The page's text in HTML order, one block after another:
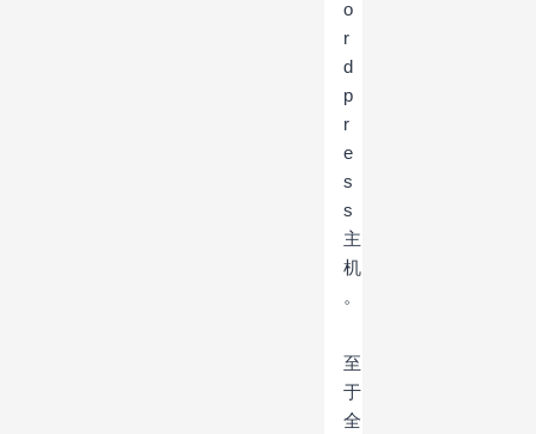
o
r
d
p
r
e
s
s
主
机
。
至
于
全